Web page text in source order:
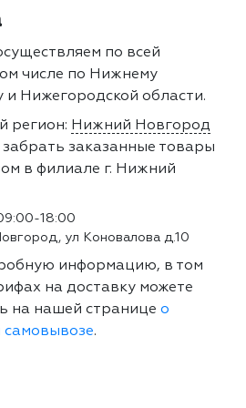
по всей
числе по Нижнему
и Нижегородской области.
регион: Нижний Новгород
заказанные товары
в филиале г. Нижний
18:00
ул Коновалова д.10
информацию, в том
на доставку можете
на нашей странице о
самовывозе.